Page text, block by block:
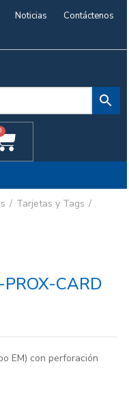
Noticias
Contáctenos
Tarjetas y Tags
PROX-CARD
EM) con perforación